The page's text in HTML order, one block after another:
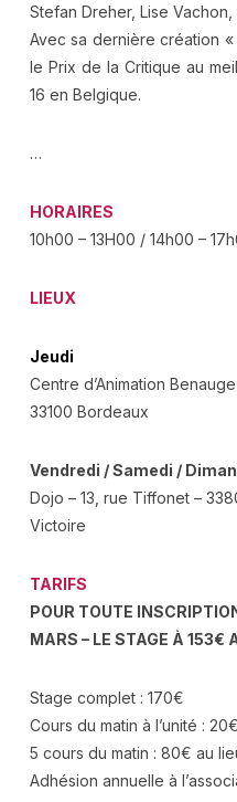
Stefan Dreher, Lise
Avec sa dernière création
le Prix de la Critique au
16 en Belgique.
…
HORAIRES
10h00 – 13H00 / 14h00 –
LIEUX
Jeudi
Centre d’Animation
33100 Bordeaux
Vendredi / Samedi /
Dojo – 13, rue Tiffonet –
Victoire
TARIFS
POUR TOUTE
MARS – LE STAGE À 153€
Stage complet : 170€
Cours du matin à l’unité : 20€
5 cours du matin : 80€ au
Adhésion annuelle à